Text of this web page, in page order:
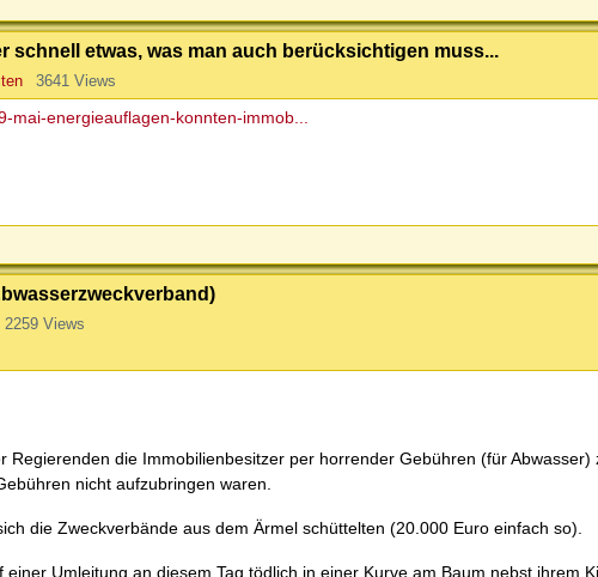
schnell etwas, was man auch berücksichtigen muss...
3641 Views
mai-energieauflagen-konnten-immob...
2259 Views
die Immobilienbesitzer per horrender Gebühren (für Abwasser)
nicht aufzubringen waren.
die Zweckverbände aus dem Ärmel schüttelten (20.000 Euro einfach so).
Umleitung an diesem Tag tödlich in einer Kurve am Baum nebst ihrem